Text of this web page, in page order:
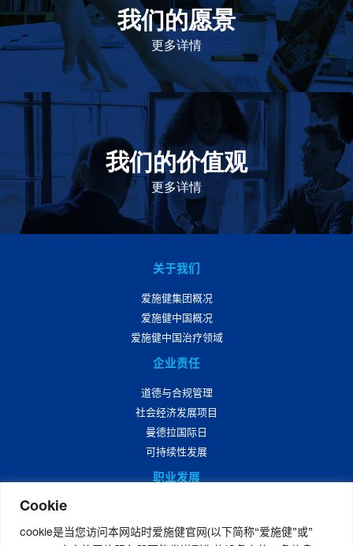
Cookie
cookie是当您访问本网站时爱施健官网(以下简称“爱施健”或”
我们的愿景
更多详情
作为一个负责任的企业公民，在全球提供优质和患者可
及的药物，传递我们的价值。
我们的价值观
更多详情
我们的价值观是爱施健存立和发展的基石。集团上下以
此为指引，为实现集团目标而共同奋斗。
关于我们
爱施健集团概况
爱施健中国概况
爱施健中国治疗领域
企业责任
道德与合规管理
社会经济发展项目
曼德拉国际日
可持续性发展
职业发展
爱施健中国岗位招聘